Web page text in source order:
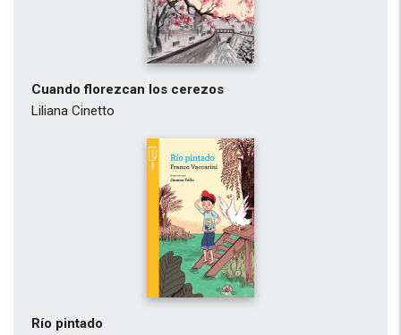
Cuando florezcan los cerezos
Liliana Cinetto
Río pintado